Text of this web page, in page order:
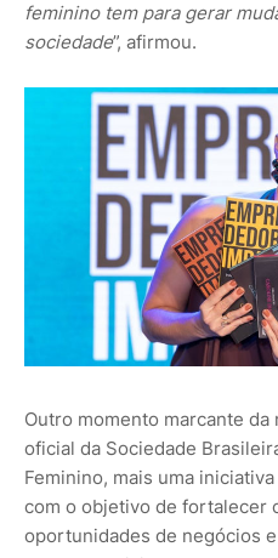
feminino tem para gerar
sociedade”, afirmou.
Outro momento marcante
oficial da Sociedade
Feminino, mais uma
com o objetivo de fortalecer
oportunidades de negócios